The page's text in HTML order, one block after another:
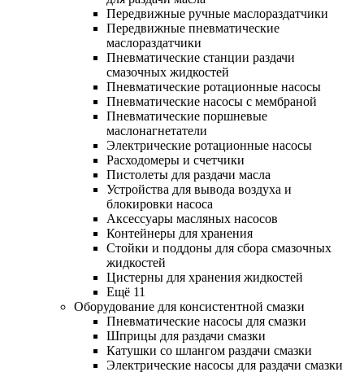
Передвижные ручные маслораздатчики
Передвижные пневматические
маслораздатчики
Пневматические станции раздачи
смазочных жидкостей
Пневматические ротационные насосы
Пневматические насосы с мембраной
Пневматические поршневые
маслонагнетатели
Электрические ротационные насосы
Расходомеры и счетчики
Пистолеты для раздачи масла
Устройства для вывода воздуха и
блокировки насоса
Аксессуары масляных насосов
Контейнеры для хранения
Стойки и поддоны для сбора смазочных
жидкостей
Цистерны для хранения жидкостей
Ещё 11
Оборудование для консистентной смазки
Пневматические насосы для смазки
Шприцы для раздачи смазки
Катушки со шлангом раздачи смазки
Электрические насосы для раздачи смазки